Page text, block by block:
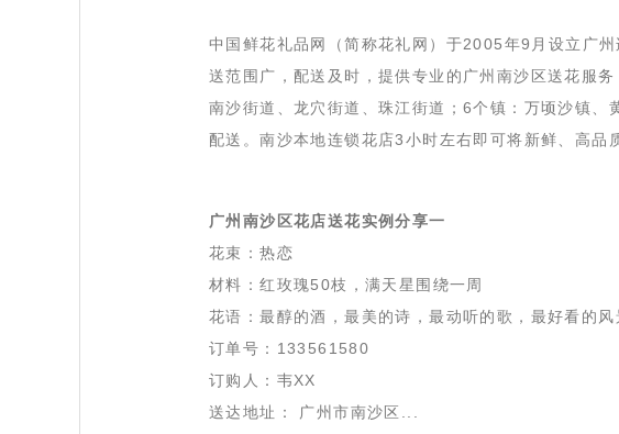
中国鲜花礼品网（简称花礼网）于2005年9月设立广
送范围广，配送及时，提供专业的广州南沙区送花服
南沙街道、龙穴街道、珠江街道；6个镇：万顷沙镇
配送。南沙本地连锁花店3小时左右即可将新鲜、高品
广州南沙区花店送花实例分享一
花束：热恋
材料：红玫瑰50枝，满天星围绕一周
花语：最醇的酒，最美的诗，最动听的歌，最好看的
订单号：133561580
订购人：韦XX
送达地址： 广州市南沙区...